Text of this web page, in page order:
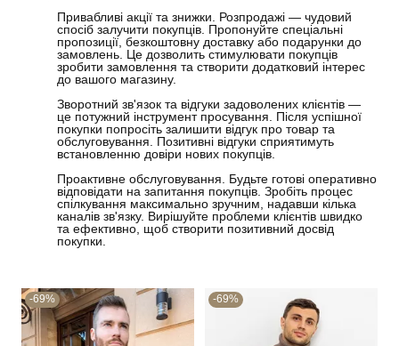
Привабливі акції та знижки. Розпродажі — чудовий
спосіб залучити покупців. Пропонуйте спеціальні
пропозиції, безкоштовну доставку або подарунки до
замовлень. Це дозволить стимулювати покупців
зробити замовлення та створити додатковий інтерес
до вашого магазину.
Зворотний зв'язок та відгуки задоволених клієнтів —
це потужний інструмент просування. Після успішної
покупки попросіть залишити відгук про товар та
обслуговування. Позитивні відгуки сприятимуть
встановленню довіри нових покупців.
Проактивне обслуговування. Будьте готові оперативно
відповідати на запитання покупців. Зробіть процес
спілкування максимально зручним, надавши кілька
каналів зв'язку. Вирішуйте проблеми клієнтів швидко
та ефективно, щоб створити позитивний досвід
покупки.
-69% -69%